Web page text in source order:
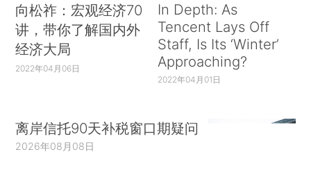
向松祚：宏观经济70
讲，带你了解国内外
经济大局
2022年04月06日
In Depth: As
Tencent Lays Off
Staff, Is Its ‘Winter’
Approaching?
2022年04月01日
离岸信托90天补税窗口期疑问
2026年08月08日